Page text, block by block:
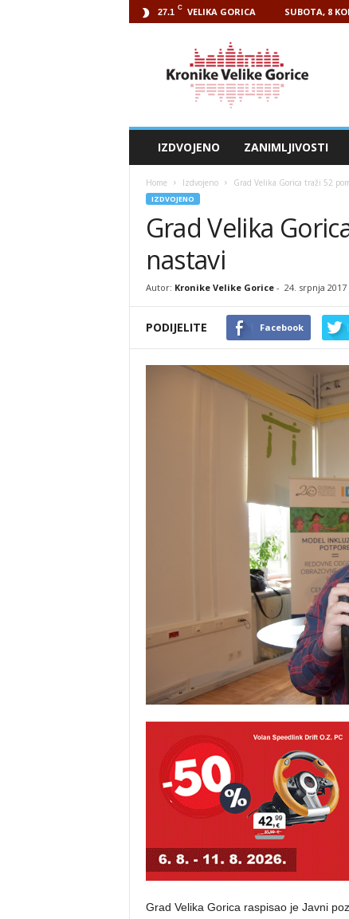
27.1 C VELIKA GORICA SUBOTA, 8
IZDVOJENO ZANIMLJIVOSTI
Home Izdvojeno Grad Velika Gorica traži 52
IZDVOJENO
Grad Velika
nastavi
Autor: Kronike Velike Gorice- 24. srpnja 2017
PODIJELITE Facebook
Grad Velika Gorica raspisao je Javni